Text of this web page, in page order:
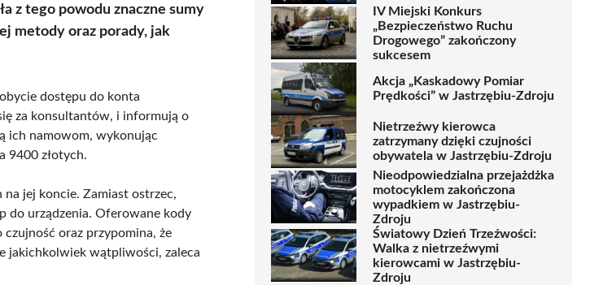
z tego powodu znaczne sumy
metody oraz porady, jak
dostępu do konta
za konsultantów, i informują o
ich namowom, wykonując
9400 złotych.
jej koncie. Zamiast ostrzec,
do urządzenia. Oferowane kody
oraz przypomina, że
jakichkolwiek wątpliwości, zaleca
IV Miejski Konkurs
„Bezpieczeństwo Ruchu
Drogowego” zakończony
sukcesem
Akcja „Kaskadowy Pomiar
Prędkości” w Jastrzębiu-Zdroju
Nietrzeźwy kierowca
zatrzymany dzięki czujności
obywatela w Jastrzębiu-Zdroju
Nieodpowiedzialna przejażdżka
motocyklem zakończona
wypadkiem w Jastrzębiu-
Zdroju
Światowy Dzień Trzeźwości:
Walka z nietrzeźwymi
kierowcami w Jastrzębiu-
Zdroju